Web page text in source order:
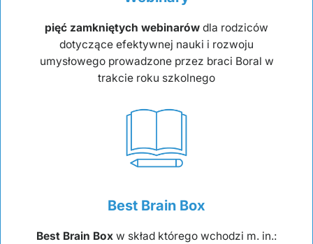
pięć zamkniętych webinarów dla rodziców
dotyczące efektywnej nauki i rozwoju
umysłowego prowadzone przez braci Boral w
trakcie roku szkolnego
Best Brain Box
Best Brain Box w skład którego wchodzi m. in.: